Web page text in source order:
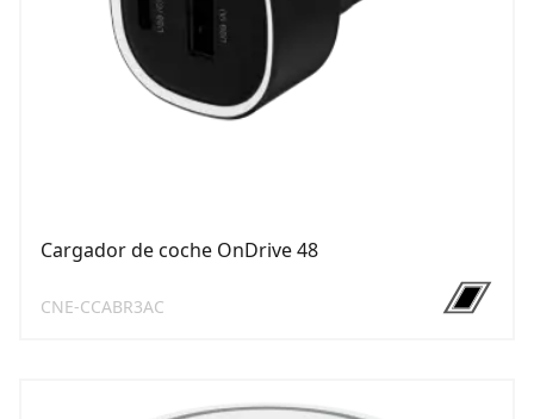
Cargador de coche OnDrive 48
CNE-CCABR3AC